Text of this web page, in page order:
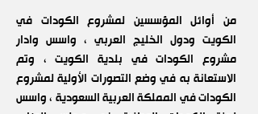
من أوائل المؤسسين لمشروع الكودات في
الكويت ودول الخليج العربي ، واسس وادار
مشروع الكودات في بلدية الكويت ، وتم
الاستعانة به في وضع التصورات الأولية لمشروع
الكودات في المملكة العربية السعودية ، واسس